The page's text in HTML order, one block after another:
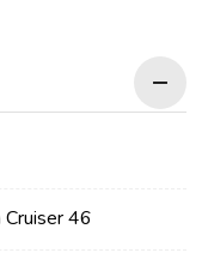
Cruiser 46